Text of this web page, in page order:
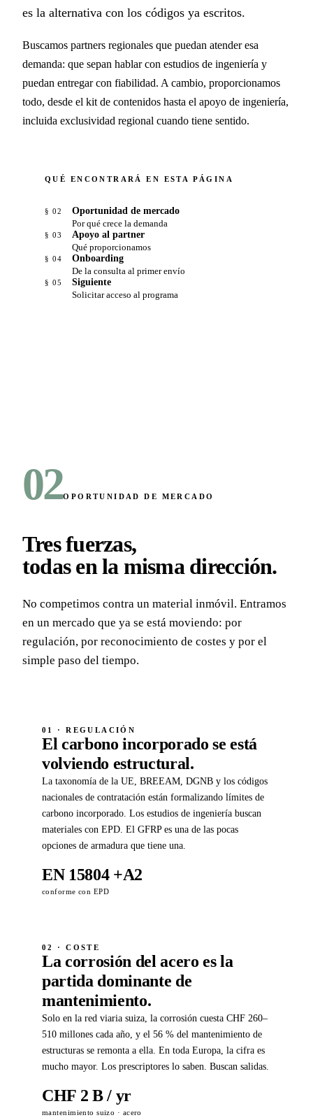
es la alternativa con los códigos ya escritos.
Buscamos partners regionales que puedan atender esa
demanda: que sepan hablar con estudios de ingeniería y
puedan entregar con fiabilidad. A cambio, proporcionamos
todo, desde el kit de contenidos hasta el apoyo de ingeniería,
incluida exclusividad regional cuando tiene sentido.
QUÉ ENCONTRARÁ EN ESTA PÁGINA
§ 02
Oportunidad de mercado
Por qué crece la demanda
§ 03
Apoyo al partner
Qué proporcionamos
§ 04
Onboarding
De la consulta al primer envío
§ 05
Siguiente
Solicitar acceso al programa
02OPORTUNIDAD DE MERCADO
Tres fuerzas,
todas en la misma dirección.
No competimos contra un material inmóvil. Entramos
en un mercado que ya se está moviendo: por
regulación, por reconocimiento de costes y por el
simple paso del tiempo.
01 · REGULACIÓN
El carbono incorporado se está
volviendo estructural.
La taxonomía de la UE, BREEAM, DGNB y los códigos
nacionales de contratación están formalizando límites de
carbono incorporado. Los estudios de ingeniería buscan
materiales con EPD. El GFRP es una de las pocas
opciones de armadura que tiene una.
EN 15804 +A2
conforme con EPD
02 · COSTE
La corrosión del acero es la
partida dominante de
mantenimiento.
Solo en la red viaria suiza, la corrosión cuesta CHF 260–
510 millones cada año, y el 56 % del mantenimiento de
estructuras se remonta a ella. En toda Europa, la cifra es
mucho mayor. Los prescriptores lo saben. Buscan salidas.
CHF 2 B / yr
mantenimiento suizo · acero